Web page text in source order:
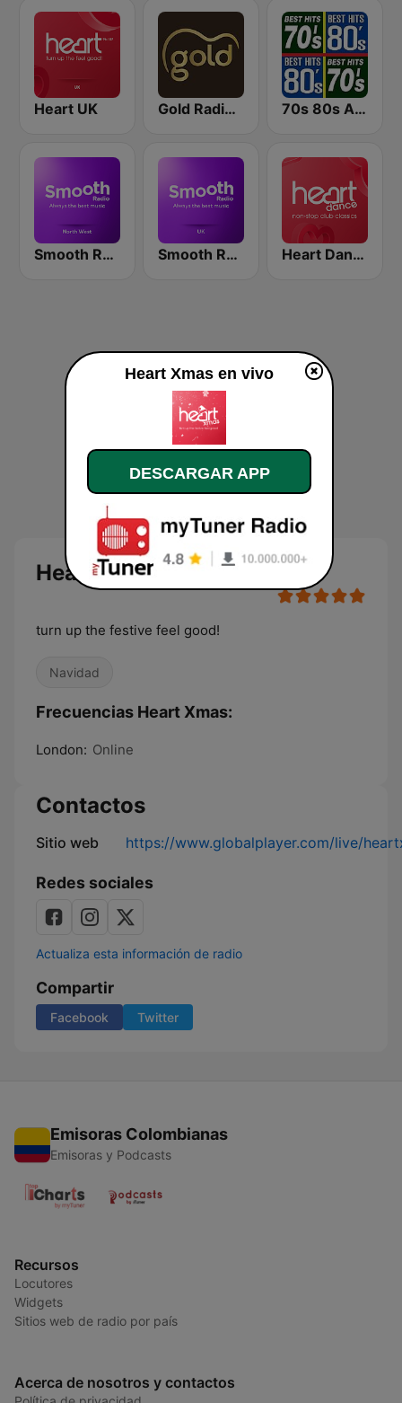
Heart UK Gold Radio UK 70s 80s All Time Greatest
Smooth Radio North West Smooth Radio UK Heart Dance
Heart Xmas
turn up the festive feel good!
Navidad
Frecuencias Heart Xmas:
London: Online
Contactos
Sitio web https://www.globalplayer.com/live/
Redes sociales
Actualiza esta información de radio
Compartir
Facebook Twitter
Emisoras Colombianas
Emisoras y Podcasts
Recursos
Locutores
Widgets
Sitios web de radio por país
Acerca de nosotros y contactos
Heart Xmas en vivo
DESCARGAR APP